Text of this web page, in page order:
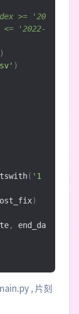
>= '20
'2022-
)
( '1
)
,
end_da
, 片刻